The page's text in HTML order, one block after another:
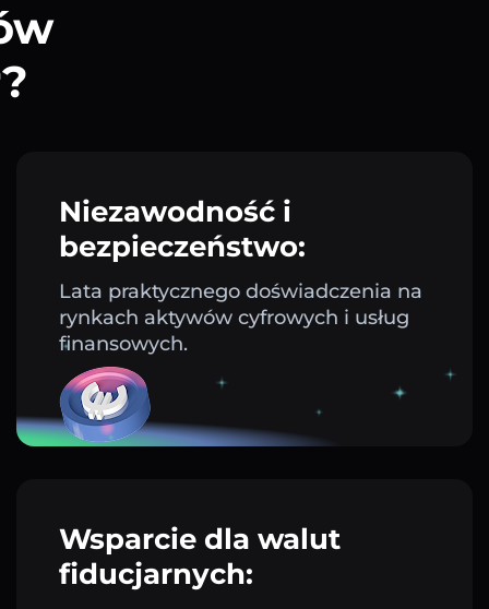
Niezawodność i
bezpieczeństwo:
Lata praktycznego doświadczenia na
rynkach aktywów cyfrowych i usług
finansowych.
Wsparcie dla walut
fiducjarnych: